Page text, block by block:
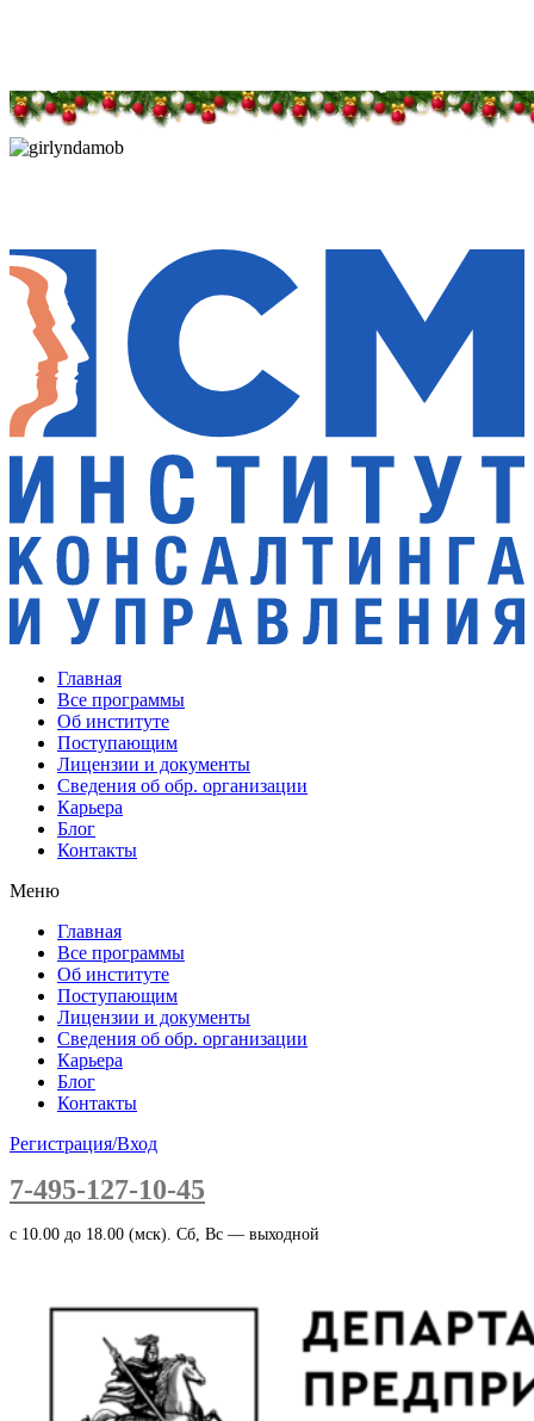
Главная
Все программы
Об институте
Поступающим
Лицензии и документы
Сведения об обр. организации
Карьера
Блог
Контакты
Меню
Главная
Все программы
Об институте
Поступающим
Лицензии и документы
Сведения об обр. организации
Карьера
Блог
Контакты
Регистрация/Вход
7-495-127-10-45
c 10.00 до 18.00 (мск). Сб, Вс — выходной